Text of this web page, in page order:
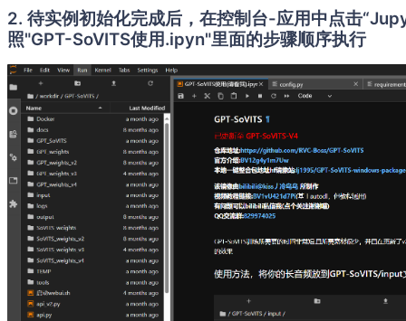
2. 待实例初始化完成后，在控制台-应用中点击
照"GPT-SoVITS使用.ipyn"里面的步骤顺序执行